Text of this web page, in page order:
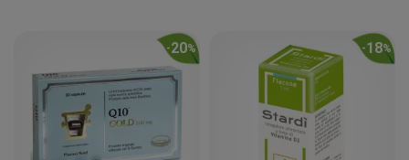
-20% -18%